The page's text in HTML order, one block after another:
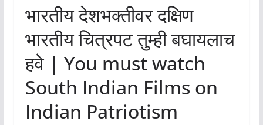
भारतीय देशभक्तीवर दक्षिण
भारतीय चित्रपट तुम्ही बघायलाच
हवे | You must watch
South Indian Films on
Indian Patriotism